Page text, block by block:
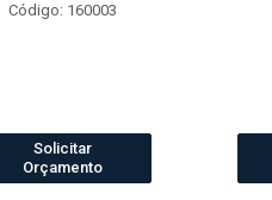
Código: 160003
Solicitar
Orçamento